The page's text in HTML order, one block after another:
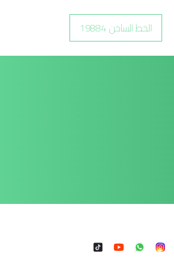
الخط الساخن 19884